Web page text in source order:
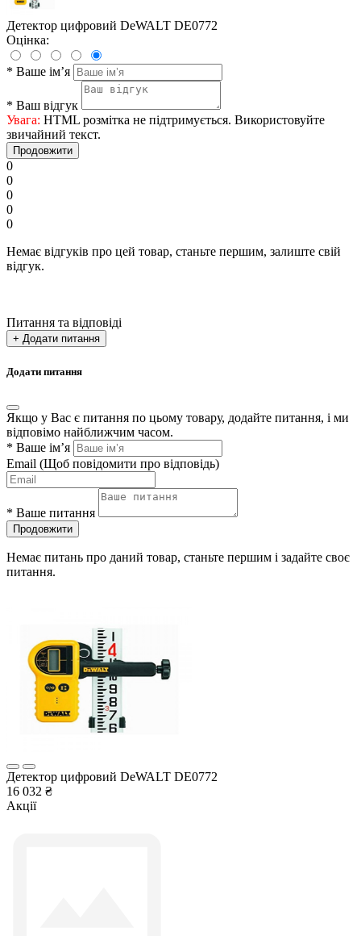
Детектор цифровий DeWALT DE0772
Оцінка:
* Ваше ім’я
* Ваш відгук
Увага: HTML розмітка не підтримується. Використовуйте
звичайний текст.
Продовжити
0
0
0
0
0
Немає відгуків про цей товар, станьте першим, залиште свій
відгук.
Питання та відповіді
+ Додати питання
Додати питання
Якщо у Вас є питання по цьому товару, додайте питання, і ми
відповімо найближчим часом.
* Ваше ім’я
Email (Щоб повідомити про відповідь)
* Ваше питання
Продовжити
Немає питань про даний товар, станьте першим і задайте своє
питання.
Детектор цифровий DeWALT DE0772
16 032 ₴
Акції